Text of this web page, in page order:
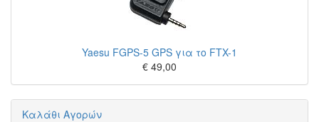
Yaesu FGPS-5 GPS για το FTX-1
€ 49,00
Καλάθι Αγορών